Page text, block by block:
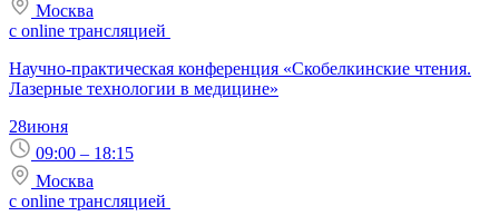
Москва
с online трансляцией
Научно-практическая конференция «Скобелкинские чтения.
Лазерные технологии в медицине»
28июня
09:00 – 18:15
Москва
с online трансляцией